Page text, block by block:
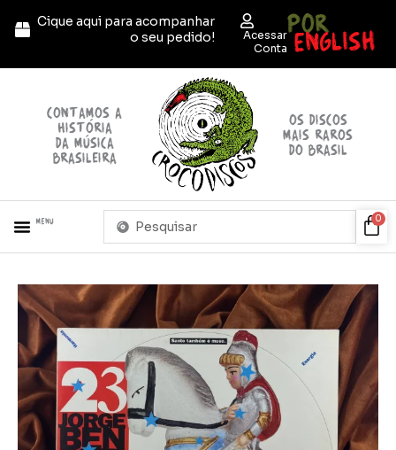
para
conteúdo
Cique aqui para acompanhar
o seu pedido!
Acessar
Conta
POR
ENGLISH
contamos a
história
da música
brasileira
OS discos
mais raros
do brasil
Menu
Pesquisar
0